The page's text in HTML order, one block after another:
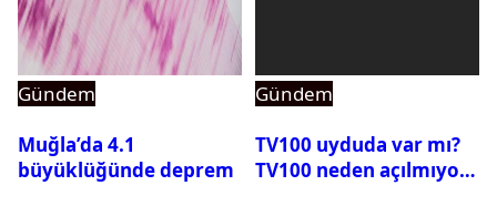
Gündem
Muğla’da 4.1
büyüklüğünde deprem
Gündem
TV100 uyduda var mı?
TV100 neden açılmıyor?